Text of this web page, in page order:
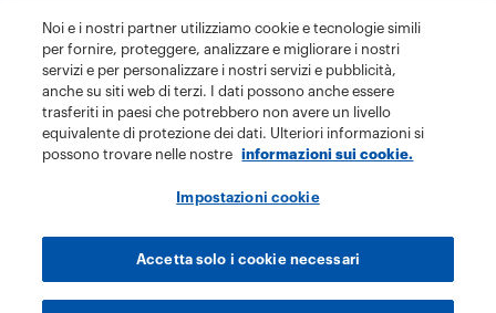
Noi e i nostri partner utilizziamo cookie e tecnologie simili
per fornire, proteggere, analizzare e migliorare i nostri
servizi e per personalizzare i nostri servizi e pubblicità,
anche su siti web di terzi. I dati possono anche essere
trasferiti in paesi che potrebbero non avere un livello
equivalente di protezione dei dati. Ulteriori informazioni si
possono trovare nelle nostre
informazioni sui cookie.
Impostazioni cookie
Accetta solo i cookie necessari